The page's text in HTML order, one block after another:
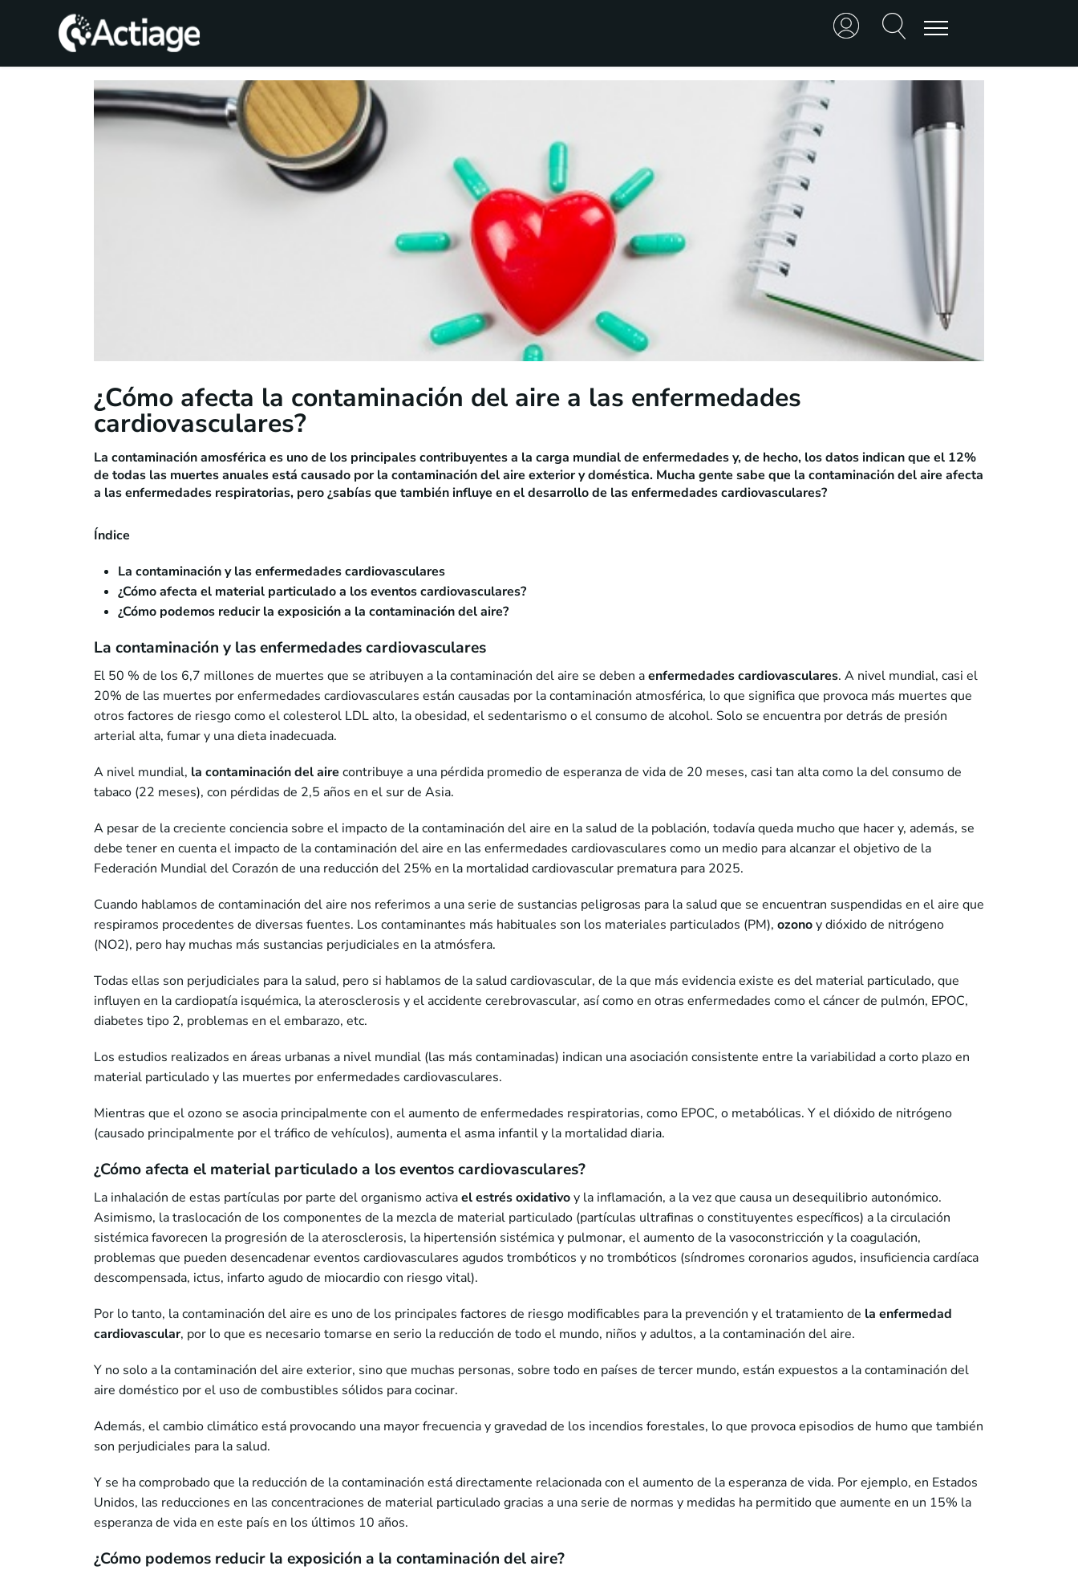
TRATAMIENTOS
¿Cómo afecta la contaminación del aire a las enfermedades
cardiovasculares?
La contaminación amosférica es uno de los principales contribuyentes a la carga mundial de enfermedades y, de hecho, los datos indican que el 12%
de todas las muertes anuales está causado por la contaminación del aire exterior y doméstica. Mucha gente sabe que la contaminación del aire afecta
a las enfermedades respiratorias, pero ¿sabías que también influye en el desarrollo de las enfermedades cardiovasculares?
Índice
La contaminación y las enfermedades cardiovasculares
¿Cómo afecta el material particulado a los eventos cardiovasculares?
¿Cómo podemos reducir la exposición a la contaminación del aire?
La contaminación y las enfermedades cardiovasculares
El 50 % de los 6,7 millones de muertes que se atribuyen a la contaminación del aire se deben aenfermedades cardiovasculares. A nivel mundial, casi el
20% de las muertes por enfermedades cardiovasculares están causadas por la contaminación atmosférica, lo que significa que provoca más muertes que
otros factores de riesgo como el colesterol LDL alto, la obesidad, el sedentarismo o el consumo de alcohol. Solo se encuentra por detrás de presión
arterial alta, fumar y una dieta inadecuada.
A nivel mundial, la contaminación del aire contribuye a una pérdida promedio de esperanza de vida de 20 meses, casi tan alta como la del consumo de
tabaco (22 meses), con pérdidas de 2,5 años en el sur de Asia.
A pesar de la creciente conciencia sobre el impacto de la contaminación del aire en la salud de la población, todavía queda mucho que hacer y, además, se
debe tener en cuenta el impacto de la contaminación del aire en las enfermedades cardiovasculares como un medio para alcanzar el objetivo de la
Federación Mundial del Corazón de una reducción del 25% en la mortalidad cardiovascular prematura para 2025.
Cuando hablamos de contaminación del aire nos referimos a una serie de sustancias peligrosas para la salud que se encuentran suspendidas en el aire que
respiramos procedentes de diversas fuentes. Los contaminantes más habituales son los materiales particulados (PM), ozonoy dióxido de nitrógeno
(NO2), pero hay muchas más sustancias perjudiciales en la atmósfera.
Todas ellas son perjudiciales para la salud, pero si hablamos de la salud cardiovascular, de la que más evidencia existe es del material particulado, que
influyen en la cardiopatía isquémica, la aterosclerosis y el accidente cerebrovascular, así como en otras enfermedades como el cáncer de pulmón, EPOC,
diabetes tipo 2, problemas en el embarazo, etc.
Los estudios realizados en áreas urbanas a nivel mundial (las más contaminadas) indican una asociación consistente entre la variabilidad a corto plazo en
material particulado y las muertes por enfermedades cardiovasculares.
Mientras que el ozono se asocia principalmente con el aumento de enfermedades respiratorias, como EPOC, o metabólicas. Y el dióxido de nitrógeno
(causado principalmente por el tráfico de vehículos), aumenta el asma infantil y la mortalidad diaria.
¿Cómo afecta el material particulado a los eventos cardiovasculares?
La inhalación de estas partículas por parte del organismo activael estrés oxidativoy la inflamación, a la vez que causa un desequilibrio autonómico.
Asimismo, la traslocación de los componentes de la mezcla de material particulado (partículas ultrafinas o constituyentes específicos) a la circulación
sistémica favorecen la progresión de la aterosclerosis, la hipertensión sistémica y pulmonar, el aumento de la vasoconstricción y la coagulación,
problemas que pueden desencadenar eventos cardiovasculares agudos trombóticos y no trombóticos (síndromes coronarios agudos, insuficiencia cardíaca
descompensada, ictus, infarto agudo de miocardio con riesgo vital).
Por lo tanto, la contaminación del aire es uno de los principales factores de riesgo modificables para la prevención y el tratamiento de la enfermedad
cardiovascular, por lo que es necesario tomarse en serio la reducción de todo el mundo, niños y adultos, a la contaminación del aire.
Y no solo a la contaminación del aire exterior, sino que muchas personas, sobre todo en países de tercer mundo, están expuestos a la contaminación del
aire doméstico por el uso de combustibles sólidos para cocinar.
Además, el cambio climático está provocando una mayor frecuencia y gravedad de los incendios forestales, lo que provoca episodios de humo que también
son perjudiciales para la salud.
Y se ha comprobado que la reducción de la contaminación está directamente relacionada con el aumento de la esperanza de vida. Por ejemplo, en Estados
Unidos, las reducciones en las concentraciones de material particulado gracias a una serie de normas y medidas ha permitido que aumente en un 15% la
esperanza de vida en este país en los últimos 10 años.
¿Cómo podemos reducir la exposición a la contaminación del aire?